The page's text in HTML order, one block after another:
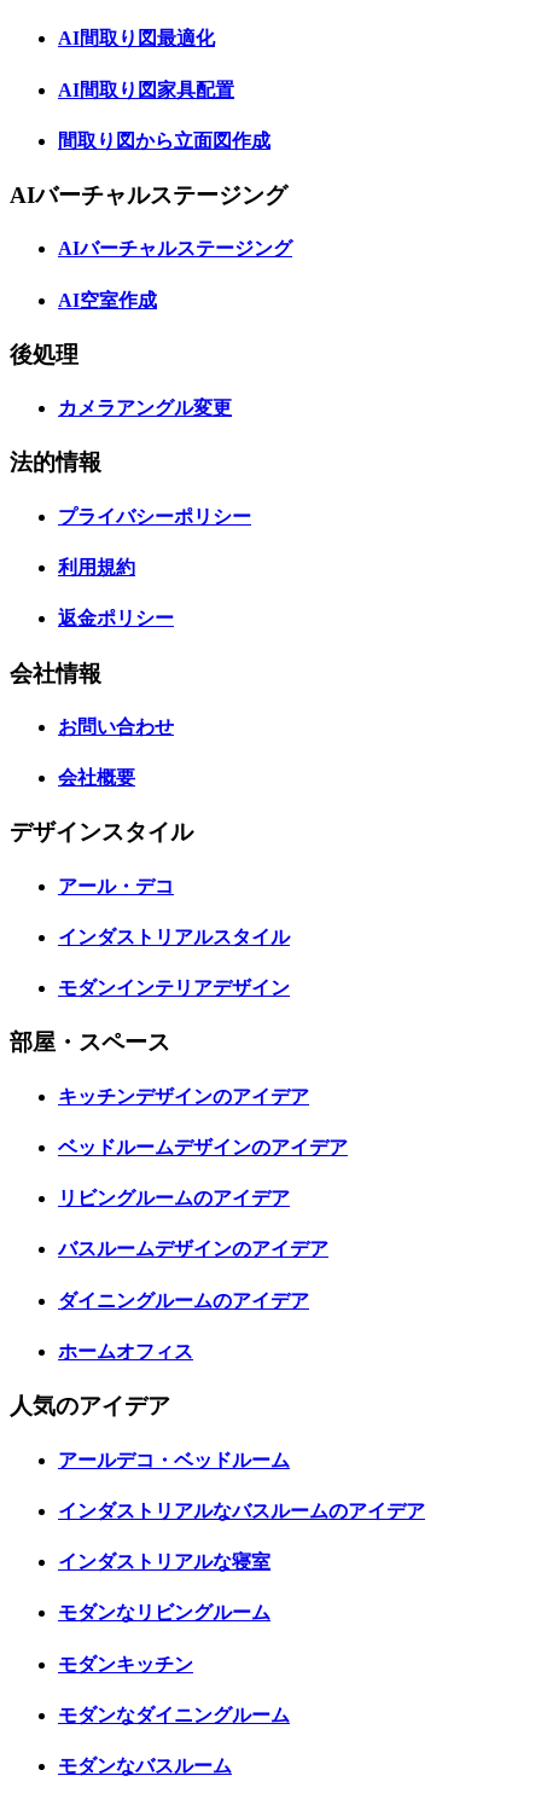
AI間取り図最適化
AI間取り図家具配置
間取り図から立面図作成
AIバーチャルステージング
AIバーチャルステージング
AI空室作成
後処理
カメラアングル変更
法的情報
プライバシーポリシー
利用規約
返金ポリシー
会社情報
お問い合わせ
会社概要
デザインスタイル
アール・デコ
インダストリアルスタイル
モダンインテリアデザイン
部屋・スペース
キッチンデザインのアイデア
ベッドルームデザインのアイデア
リビングルームのアイデア
バスルームデザインのアイデア
ダイニングルームのアイデア
ホームオフィス
人気のアイデア
アールデコ・ベッドルーム
インダストリアルなバスルームのアイデア
インダストリアルな寝室
モダンなリビングルーム
モダンキッチン
モダンなダイニングルーム
モダンなバスルーム